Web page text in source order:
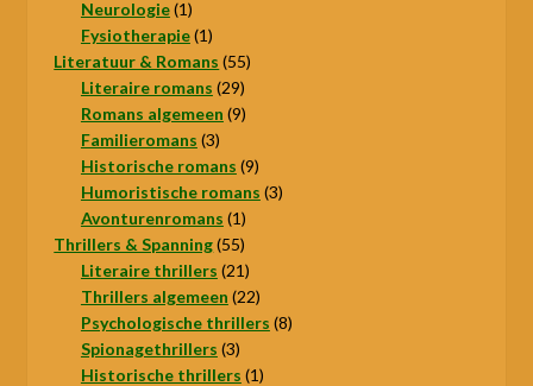
Neurologie 11
product
Fysiotherapie 11
product
Literatuur & Romans 5555
Literaire romans 2929
producten
Romans algemeen 99
Familieromans 33
producten
Historische romans 99
producten
Humoristische romans 33
Avonturenromans 11
product
Thrillers & Spanning 5555
producten
Literaire thrillers 2121
producten
Thrillers algemeen 2222
producten
Psychologische thrillers 88
Spionagethrillers 33
producten
Historische thrillers 11